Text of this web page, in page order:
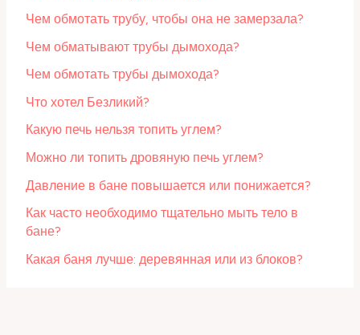
Чем обмотать трубу, чтобы она не замерзала?
Чем обматывают трубы дымохода?
Чем обмотать трубы дымохода?
Что хотел Безликий?
Какую печь нельзя топить углем?
Можно ли топить дровяную печь углем?
Давление в бане повышается или понижается?
Как часто необходимо тщательно мыть тело в
бане?
Какая баня лучше: деревянная или из блоков?